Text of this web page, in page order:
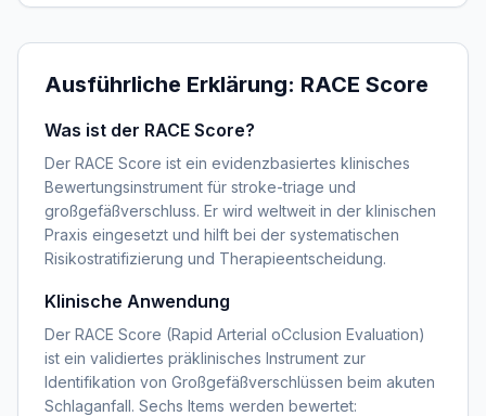
Ausführliche Erklärung: RACE Score
Was ist der RACE Score?
Der RACE Score ist ein evidenzbasiertes klinisches
Bewertungsinstrument für stroke-triage und
großgefäßverschluss. Er wird weltweit in der klinischen
Praxis eingesetzt und hilft bei der systematischen
Risikostratifizierung und Therapieentscheidung.
Klinische Anwendung
Der RACE Score (Rapid Arterial oCclusion Evaluation)
ist ein validiertes präklinisches Instrument zur
Identifikation von Großgefäßverschlüssen beim akuten
Schlaganfall. Sechs Items werden bewertet: